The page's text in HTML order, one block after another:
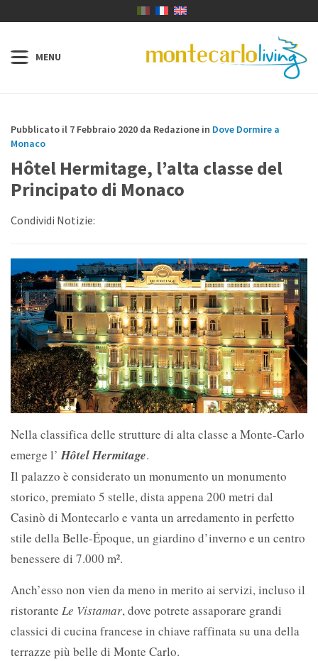
Pubblicato il 7 Febbraio 2020 da Redazione in Dove Dormire a
Monaco
Hôtel Hermitage, l’alta classe del
Principato di Monaco
Condividi Notizie:
Nella classifica delle strutture di alta classe a Monte-Carlo
emerge l’ Hôtel Hermitage.
Il palazzo è considerato un monumento un monumento
storico, premiato 5 stelle, dista appena 200 metri dal
Casinò di Montecarlo e vanta un arredamento in perfetto
stile della Belle-Époque, un giardino d’inverno e un centro
benessere di 7.000 m².
Anch’esso non vien da meno in merito ai servizi, incluso il
ristorante Le Vistamar, dove potrete assaporare grandi
classici di cucina francese in chiave raffinata su una della
terrazze più belle di Monte Carlo.